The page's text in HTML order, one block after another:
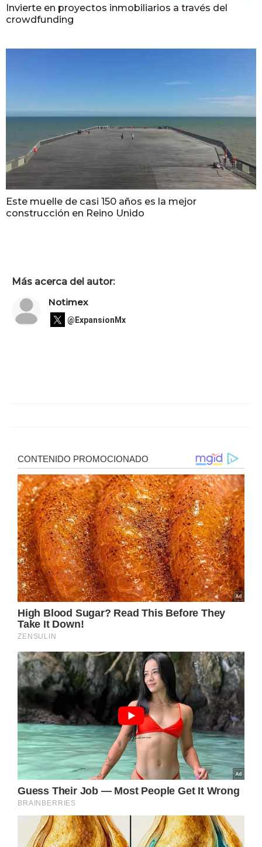
Invierte en proyectos inmobiliarios a través del
crowdfunding
Este muelle de casi 150 años es la mejor
construcción en Reino Unido
Más acerca del autor:
Notimex
@ExpansionMx